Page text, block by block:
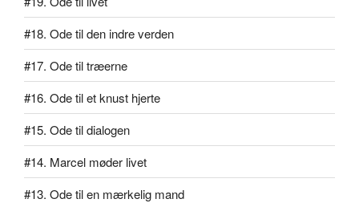
#18. Ode til den indre verden
#17. Ode til træerne
#16. Ode til et knust hjerte
#15. Ode til dialogen
#14. Marcel møder livet
#13. Ode til en mærkelig mand